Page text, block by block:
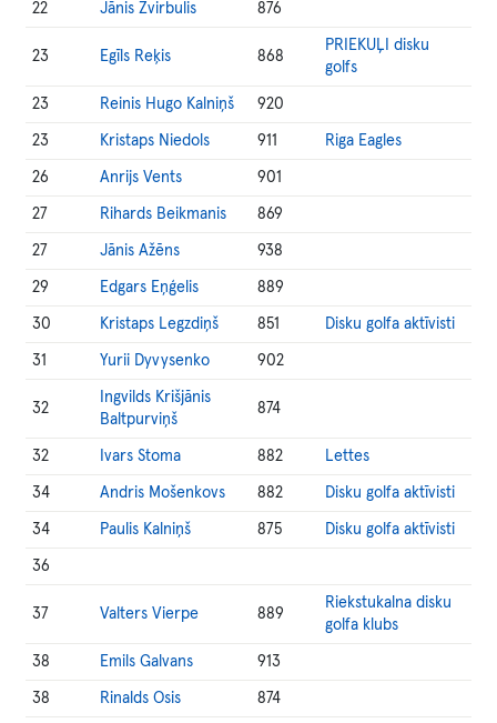
22 Jānis Zvirbulis 876
23 Egīls Reķis 868
PRIEKUĻI disku
golfs
23 Reinis Hugo Kalniņš 920
23 Kristaps Niedols 911 Riga Eagles
26 Anrijs Vents 901
27 Rihards Beikmanis 869
27 Jānis Ažēns 938
29 Edgars Eņģelis 889
30 Kristaps Legzdiņš 851 Disku golfa aktīvisti
31 Yurii Dyvysenko 902
32
Ingvilds Krišjānis
Baltpurviņš
874
32 Ivars Stoma 882 Lettes
34 Andris Mošenkovs 882 Disku golfa aktīvisti
34 Paulis Kalniņš 875 Disku golfa aktīvisti
36
37 Valters Vierpe 889
Riekstukalna disku
golfa klubs
38 Emils Galvans 913
38 Rinalds Osis 874